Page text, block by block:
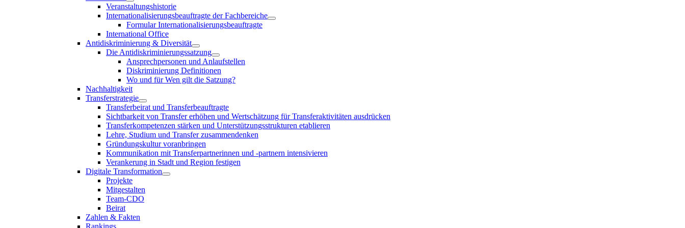
Veranstaltungshistorie
Internationalisierungsbeauftragte der Fachbereiche
Formular Internationalisierungsbeauftragte
International Office
Antidiskriminierung & Diversität
Die Antidiskriminierungssatzung
Ansprechpersonen und Anlaufstellen
Diskriminierung Definitionen
Wo und für Wen gilt die Satzung?
Nachhaltigkeit
Transferstrategie
Transferbeirat und Transferbeauftragte
Sichtbarkeit von Transfer erhöhen und Wertschätzung für Transferaktivitäten ausdrücken
Transferkompetenzen stärken und Unterstützungsstrukturen etablieren
Lehre, Studium und Transfer zusammendenken
Gründungskultur voranbringen
Kommunikation mit Transferpartnerinnen und -partnern intensivieren
Verankerung in Stadt und Region festigen
Digitale Transformation
Projekte
Mitgestalten
Team-CDO
Beirat
Zahlen & Fakten
Rankings